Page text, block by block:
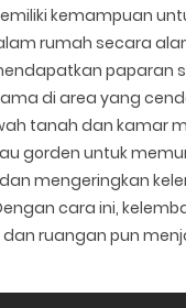
kemampuan
rumah secara
paparan
di area yang
tanah dan kamar
gorden untuk
mengeringkan
cara ini,
ruangan pun